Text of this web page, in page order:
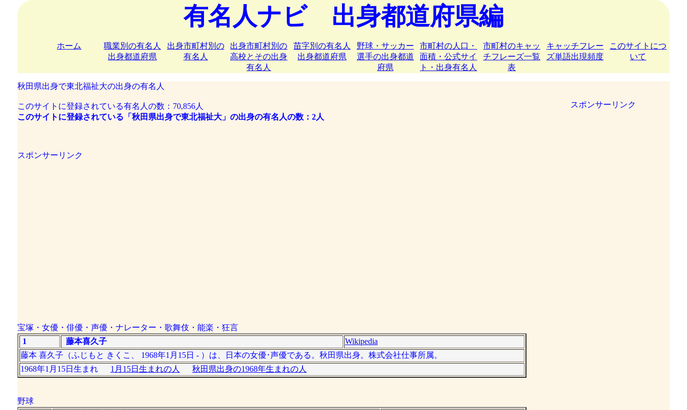
有名人ナビ 出身都道府県編
ホーム
職業別の有名人
出身都道府県
出身市町村別の
有名人
出身市町村別の
高校とその出身
有名人
苗字別の有名人
出身都道府県
野球・サッカー
選手の出身都道
府県
市町村の人口・
面積・公式サイ
ト・出身有名人
市町村のキャッ
チフレーズ一覧
表
キャッチフレー
ズ単語出現頻度
このサイトにつ
いて
秋田県出身で東北福祉大の出身の有名人
このサイトに登録されている有名人の数：70,856人
このサイトに登録されている「秋田県出身で東北福祉大」の出身の有名人の数：2人
スポンサーリンク
宝塚・女優・俳優・声優・ナレーター・歌舞伎・能楽・狂言
1
藤本喜久子
Wikipedia
藤本 喜久子（ふじもと きくこ、 1968年1月15日 - ）は、日本の女優･声優である。秋田県出身。株式会社仕事所属。
1968年1月15日生まれ 1月15日生まれの人 秋田県出身の1968年生まれの人
野球
スポンサーリンク